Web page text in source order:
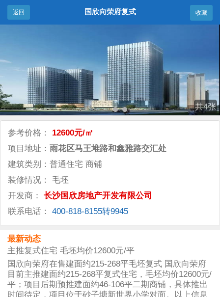
返回 收藏
国欣向荣府复式
共4张
参考价格： 12600元/㎡
项目地址： 雨花区马王堆路和鑫雅路交汇处
建筑类别：普通住宅 商铺
装修情况： 毛坯
开发商： 长沙国欣房地产开发有限公司
联系电话： 400-818-8155转9945
最新动态
主推复式住宅 毛坯均价12600元/平
国欣向荣府在售建面约215-268平毛坯复式 国欣向荣府
目前主推建面约215-268平复式住宅，毛坯均价12600元/
平；项目后期预推建面约46-106平二期商铺，具体推出
时间待定，项目位于砂子塘新世界小学对面。以上信息